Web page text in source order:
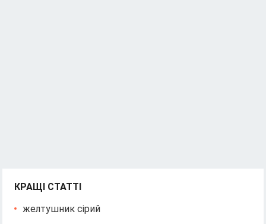
КРАЩІ СТАТТІ
желтушник сірий